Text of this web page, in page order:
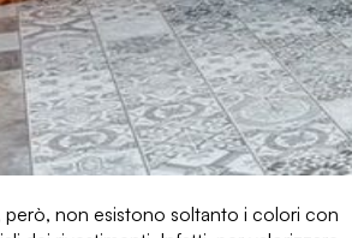
però, non esistono soltanto i colori con